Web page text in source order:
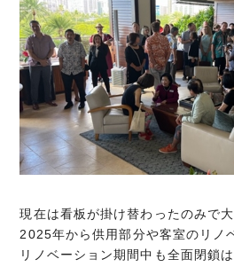
現在は看板が掛け替わったのみで
2025年から供用部分や客室のリノ
リノベーション期間中も全面閉鎖